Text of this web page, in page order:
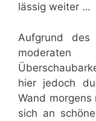
lässig weiter …
Aufgrund
hier jedoch
Wand
sich an